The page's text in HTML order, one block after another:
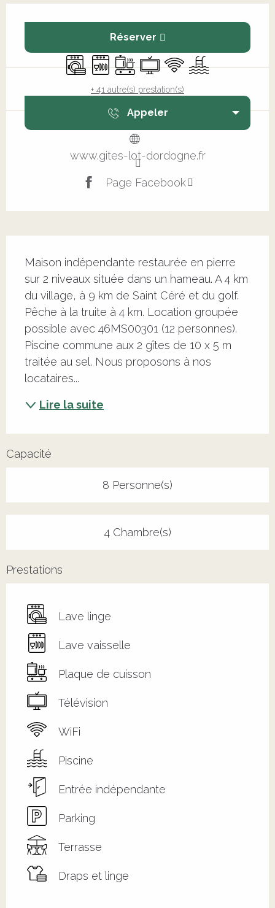
Réserver
Lave lingeLave vaisselle
Plaque de cuisson
Télévision
WiFi Piscine
+ 41 autre(s) prestation(s)
Appeler
www.gites-lot-dordogne.fr
Page Facebook
Maison indépendante restaurée en pierre
sur 2 niveaux située dans un hameau. A 4 km
du village, à 9 km de Saint Céré et du golf.
Pêche à la truite à 4 km. Location groupée
possible avec 46MS00301 (12 personnes).
Piscine commune aux 2 gîtes de 10 x 5 m
traitée au sel. Nous proposons à nos
locataires...
Lire la suite
Capacité
8 Personne(s)
4 Chambre(s)
Prestations
Lave linge
Lave vaisselle
Plaque de cuisson
Télévision
WiFi
Piscine
Entrée indépendante
Parking
Terrasse
Draps et linge